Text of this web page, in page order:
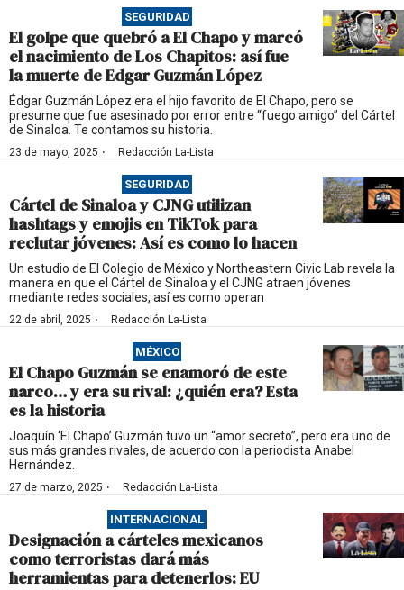
SEGURIDAD
El golpe que quebró a El Chapo y marcó
el nacimiento de Los Chapitos: así fue
la muerte de Edgar Guzmán López
Édgar Guzmán López era el hijo favorito de El Chapo, pero se
presume que fue asesinado por error entre “fuego amigo” del Cártel
de Sinaloa. Te contamos su historia.
23 de mayo, 2025 · Redacción La-Lista
SEGURIDAD
Cártel de Sinaloa y CJNG utilizan
hashtags y emojis en TikTok para
reclutar jóvenes: Así es como lo hacen
Un estudio de El Colegio de México y Northeastern Civic Lab revela la
manera en que el Cártel de Sinaloa y el CJNG atraen jóvenes
mediante redes sociales, así es como operan
22 de abril, 2025 · Redacción La-Lista
MÉXICO
El Chapo Guzmán se enamoró de este
narco… y era su rival: ¿quién era? Esta
es la historia
Joaquín ‘El Chapo’ Guzmán tuvo un “amor secreto”, pero era uno de
sus más grandes rivales, de acuerdo con la periodista Anabel
Hernández.
27 de marzo, 2025 · Redacción La-Lista
INTERNACIONAL
Designación a cárteles mexicanos
como terroristas dará más
herramientas para detenerlos: EU